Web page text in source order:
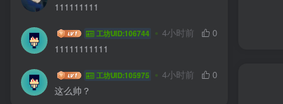
111111111
YuDouFuu工坊UID:106744 4小时前
0
11111111111
longqil 工坊UID:105975 4小时前
0
这么帅？